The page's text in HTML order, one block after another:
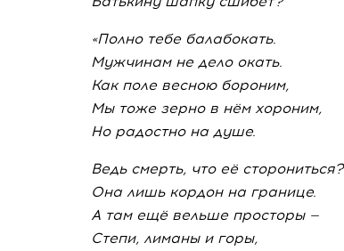
«Полно тебе балабокать.
Мужчинам не дело окать.
Как поле весною бороним,
Мы тоже зерно в нём хороним,
Но радостно на душе.
Ведь смерть, что её сторониться?
Она лишь кордон на границе.
А там ещё вельше просторы —
Степи, лиманы и горы,